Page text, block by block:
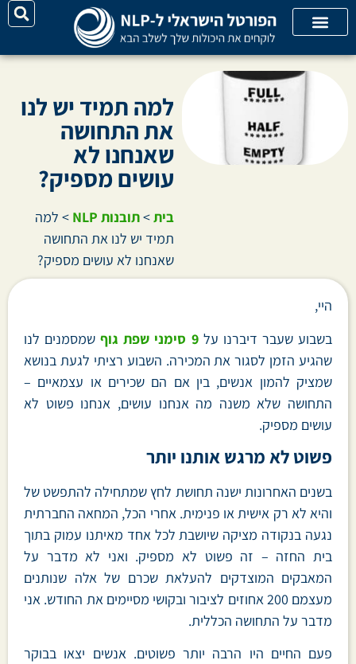
למה תמיד יש לנו
את התחושה
שאנחנו לא
עושים מספיק?
בית>תובנות NLP > למה
תמיד יש לנו את התחושה
שאנחנו לא עושים מספיק?
היי,
בשבוע שעבר דיברנו על9 סימני שפת גוף
שמסמנים לנו
שהגיע הזמן לסגור את המכירה. השבוע רציתי לגעת בנושא
שמציק להמון אנשים, בין אם הם שכירים או עצמאיים –
התחושה שלא משנה מה אנחנו עושים, אנחנו פשוט לא
עושים מספיק.
פשוט לא מרגש אותנו יותר
בשנים האחרונות ישנה תחושת לחץ שמתחילה להתפשט של
והיא לא רק אישית או פנימית. אחרי הכל, המחאה החברתית
נגעה בנקודה מציקה שיושבת לכל אחד מאיתנו עמוק בתוך
בית החזה – זה פשוט לא מספיק. ואני לא מדבר על
המאבקים המוצדקים להעלאת שכרם של אלה שנותנים
מעצמם 200 אחוזים לציבור ובקושי מסיימים את החודש. אני
מדבר על התחושה הכללית.
פעם החיים היו הרבה יותר פשוטים. אנשים יצאו בבוקר